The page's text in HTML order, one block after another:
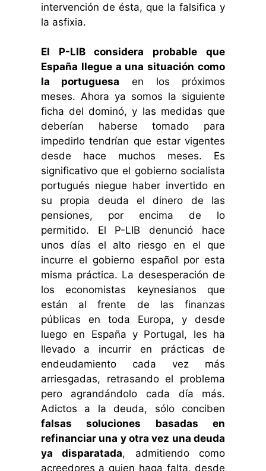
intervención de ésta, que la falsifica y
la asfixia.
El P-LIB considera probable que
España llegue a una situación como
la portuguesa en los próximos
meses. Ahora ya somos la siguiente
ficha del dominó, y las medidas que
deberían haberse tomado para
impedirlo tendrían que estar vigentes
desde hace muchos meses. Es
significativo que el gobierno socialista
portugués niegue haber invertido en
su propia deuda el dinero de las
pensiones, por encima de lo
permitido. El P-LIB denunció hace
unos días el alto riesgo en el que
incurre el gobierno español por esta
misma práctica. La desesperación de
los economistas keynesianos que
están al frente de las finanzas
públicas en toda Europa, y desde
luego en España y Portugal, les ha
llevado a incurrir en prácticas de
endeudamiento cada vez más
arriesgadas, retrasando el problema
pero agrandándolo cada día más.
Adictos a la deuda, sólo conciben
falsas soluciones basadas en
refinanciar una y otra vez una deuda
ya disparatada, admitiendo como
acreedores a quien haga falta, desde